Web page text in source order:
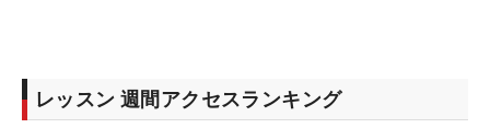
レッスン 週間アクセスランキング